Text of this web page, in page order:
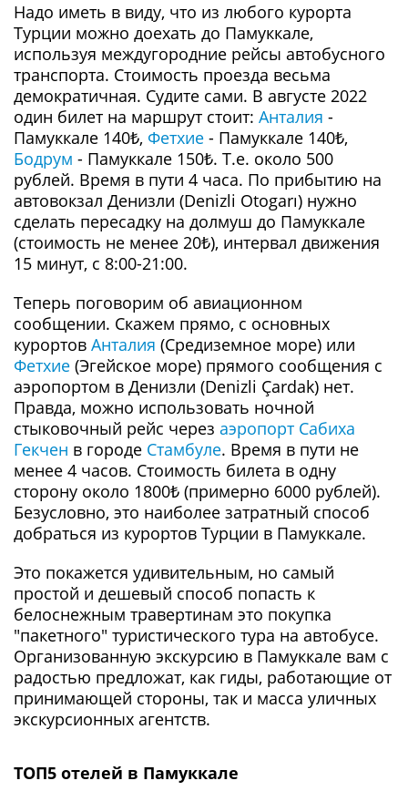
Надо иметь в виду, что из любого курорта
Турции можно доехать до Памуккале,
используя междугородние рейсы автобусного
транспорта. Стоимость проезда весьма
демократичная. Судите сами. В августе 2022
один билет на маршрут стоит: Анталия -
Памуккале 140₺, Фетхие - Памуккале 140₺,
Бодрум - Памуккале 150₺. Т.е. около 500
рублей. Время в пути 4 часа. По прибытию на
автовокзал Денизли (Denizli Otogarı) нужно
сделать пересадку на долмуш до Памуккале
(стоимость не менее 20₺), интервал движения
15 минут, с 8:00-21:00.
Теперь поговорим об авиационном
сообщении. Скажем прямо, с основных
курортов Анталия (Средиземное море) или
Фетхие (Эгейское море) прямого сообщения с
аэропортом в Денизли (Denizli Çardak) нет.
Правда, можно использовать ночной
стыковочный рейс через аэропорт Сабиха
Гекчен в городе Стамбуле. Время в пути не
менее 4 часов. Стоимость билета в одну
сторону около 1800₺ (примерно 6000 рублей).
Безусловно, это наиболее затратный способ
добраться из курортов Турции в Памуккале.
Это покажется удивительным, но самый
простой и дешевый способ попасть к
белоснежным травертинам это покупка
"пакетного" туристического тура на автобусе.
Организованную экскурсию в Памуккале вам с
радостью предложат, как гиды, работающие от
принимающей стороны, так и масса уличных
экскурсионных агентств.
ТОП5 отелей в Памуккале